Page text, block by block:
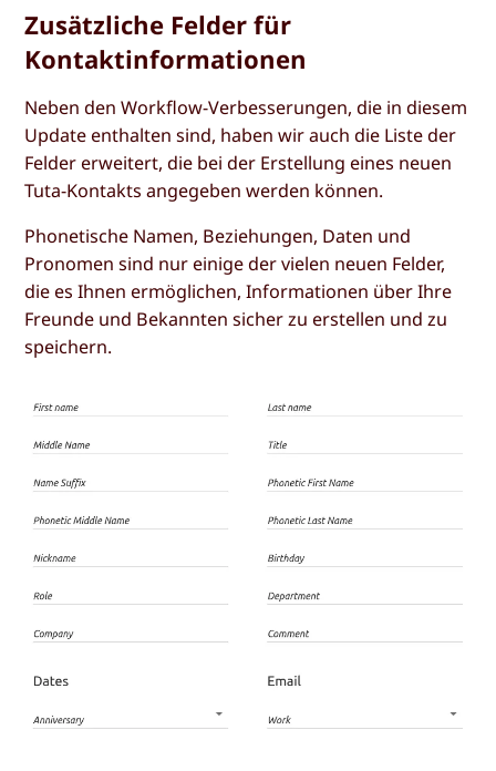
Zusätzliche Felder für
Kontaktinformationen
Neben den Workflow-Verbesserungen, die in diesem
Update enthalten sind, haben wir auch die Liste der
Felder erweitert, die bei der Erstellung eines neuen
Tuta-Kontakts angegeben werden können.
Phonetische Namen, Beziehungen, Daten und
Pronomen sind nur einige der vielen neuen Felder,
die es Ihnen ermöglichen, Informationen über Ihre
Freunde und Bekannten sicher zu erstellen und zu
speichern.